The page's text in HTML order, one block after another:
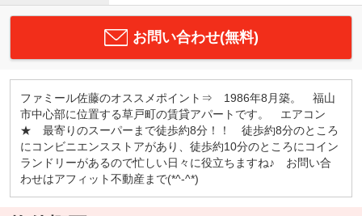
お問い合わせ(無料)
ファミール佐藤のオススメポイント⇒ 1986年8月築。 福山
市中心部に位置する草戸町の賃貸アパートです。 エアコン
★ 最寄りのスーパーまで徒歩約8分！！ 徒歩約8分のところ
にコンビニエンスストアがあり、徒歩約10分のところにコイン
ランドリーがあるので忙しい日々に役立ちますね♪ お問い合
わせはアフィット不動産まで(*^-^*)